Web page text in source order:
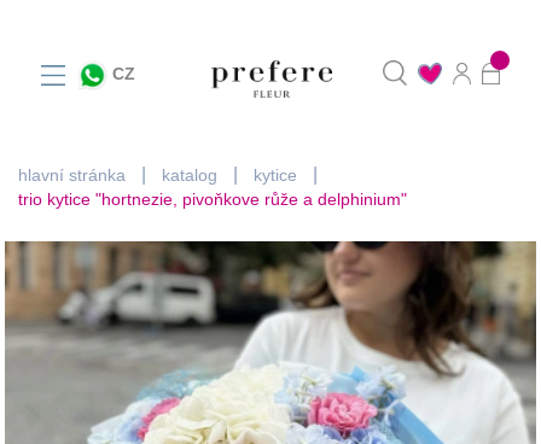
CZ
hlavní stránka katalog
kytice
trio kytice "hortnezie, pivoňkove růže a delphinium"